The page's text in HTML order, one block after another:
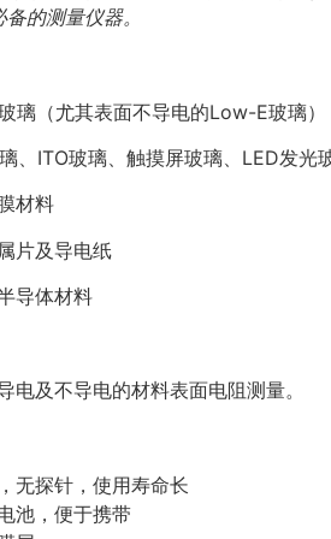
的测量仪器。
璃（尤其表面不导电的Low-E玻璃）
、ITO玻璃、触摸屏玻璃、LED发光
材料
片及导电纸
导体材料
电及不导电的材料表面电阻测量。
无探针，使用寿命长
池，便于携带